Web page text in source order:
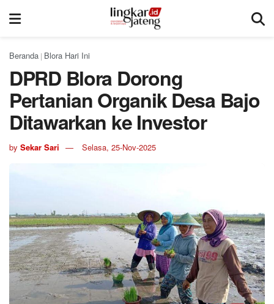
Beranda | Blora Hari Ini
DPRD Blora Dorong
Pertanian Organik Desa Bajo
Ditawarkan ke Investor
by Sekar Sari Selasa, 25-Nov-2025